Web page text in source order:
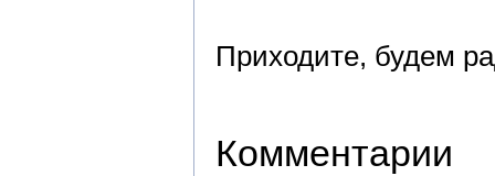
Приходите, будем
Комментарии